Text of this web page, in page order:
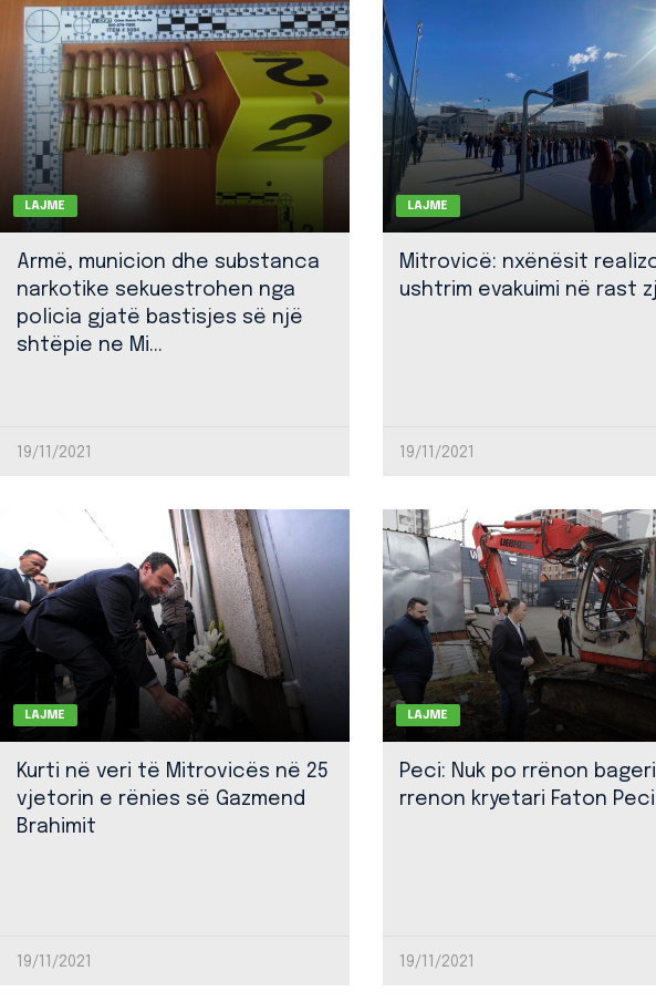
LAJME
Armë, municion dhe substanca
narkotike sekuestrohen nga
policia gjatë bastisjes së një
shtëpie ne Mi...
19/11/2021
LAJME
Mitrovicë: nxënësit
ushtrim evakuimi në rast
19/11/2021
LAJME
Kurti në veri të Mitrovicës në 25
vjetorin e rënies së Gazmend
Brahimit
19/11/2021
LAJME
Peci: Nuk po rrënon
rrenon kryetari Faton Peci
19/11/2021